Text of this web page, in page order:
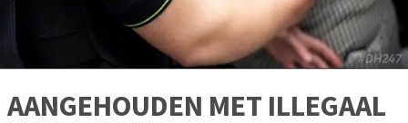
AANGEHOUDEN MET ILLEGAAL